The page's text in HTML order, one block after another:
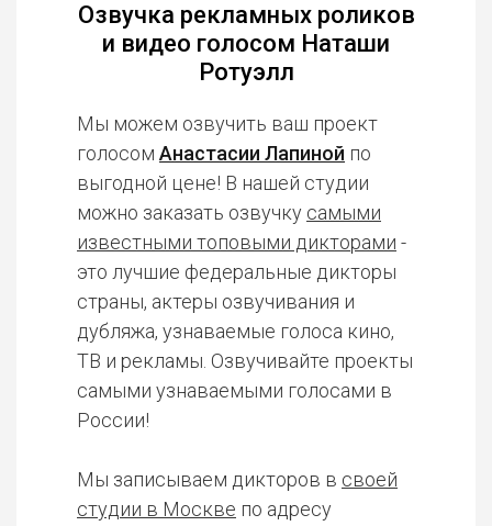
Озвучка рекламных роликов
и видео голосом Наташи
Ротуэлл
Мы можем озвучить ваш проект
голосом Анастасии Лапиной по
выгодной цене! В нашей студии
можно заказать озвучку самыми
известными топовыми дикторами -
это лучшие федеральные дикторы
страны, актеры озвучивания и
дубляжа, узнаваемые голоса кино,
ТВ и рекламы. Озвучивайте проекты
самыми узнаваемыми голосами в
России!
Мы записываем дикторов в своей
студии в Москве по адресу